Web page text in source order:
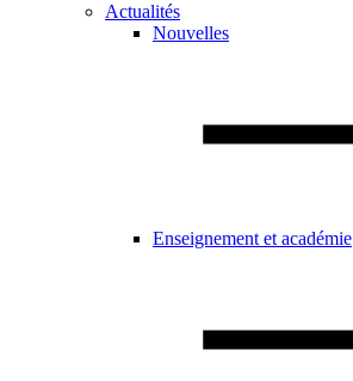
Actualités
Nouvelles
Enseignement et académie